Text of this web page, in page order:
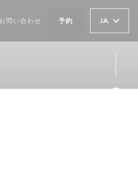
ドウで開きます))
問い合わせ 予約 JA